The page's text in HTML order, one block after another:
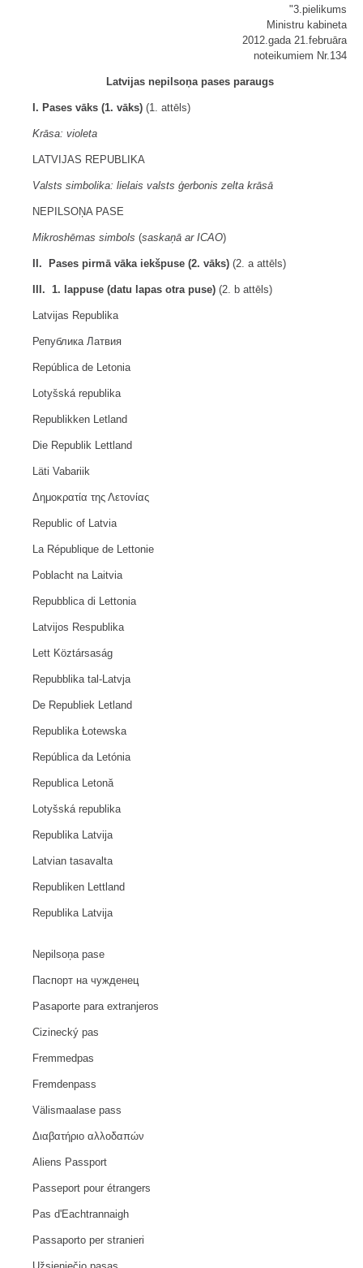
"3.pielikums
Ministru kabineta
2012.gada 21.februāra
noteikumiem Nr.134
Latvijas nepilsoņa pases paraugs
I. Pases vāks (1. vāks) (1. attēls)
Krāsa: violeta
LATVIJAS REPUBLIKA
Valsts simbolika: lielais valsts ģerbonis zelta krāsā
NEPILSOŅA PASE
Mikroshēmas simbols (saskaņā ar ICAO)
II. Pases pirmā vāka iekšpuse (2. vāks) (2. a attēls)
III. 1. lappuse (datu lapas otra puse) (2. b attēls)
Latvijas Republika
Република Латвия
República de Letonia
Lotyšská republika
Republikken Letland
Die Republik Lettland
Läti Vabariik
Δημοκρατία της Λετονίας
Republic of Latvia
La République de Lettonie
Poblacht na Laitvia
Repubblica di Lettonia
Latvijos Respublika
Lett Köztársaság
Repubblika tal-Latvja
De Republiek Letland
Republika Łotewska
República da Letónia
Republica Letonă
Lotyšská republika
Republika Latvija
Latvian tasavalta
Republiken Lettland
Republika Latvija
Nepilsoņa pase
Паспорт на чужденец
Pasaporte para extranjeros
Cizinecký pas
Fremmedpas
Fremdenpass
Välismaalase pass
Διαβατήριο αλλοδαπών
Aliens Passport
Passeport pour étrangers
Pas d'Eachtrannaigh
Passaporto per stranieri